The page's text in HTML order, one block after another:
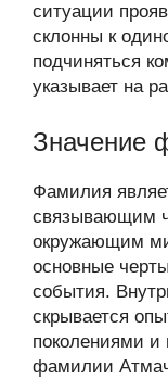
ситуации
склонны к
подчиняться
указывает на
Значение
Фамилия
связывающим
окружающим
основные
события.
скрывается
поколениями и
фамилии